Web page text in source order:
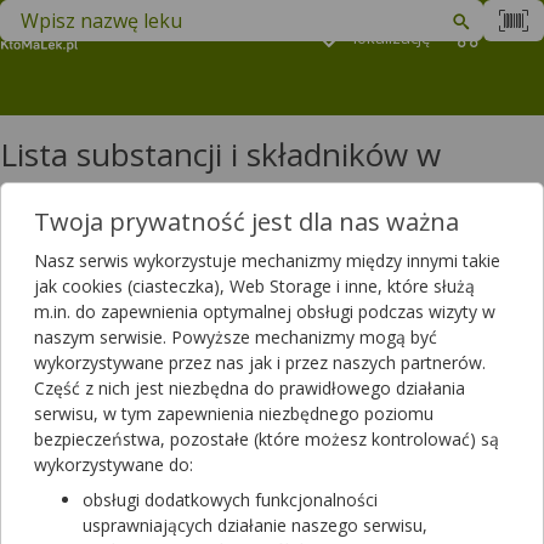
lokalizację
Znajdź lek w swojej okolicy
Lista substancji i składników w
produktach: litera G
Lista substancji i składników w produktach: litera G
Gabapentyna
Gąbka żelatynowa
GAG,Glikozaminoglikany
Galaktomannan
Galaktomannan z Gumy Guar
Galaktooligosacharydy
Galangal
Galangina
Galantamina
Galkanezumab
Galusan epigallokatechiny
Twoja prywatność jest dla nas ważna
Nasz serwis wykorzystuje mechanizmy między innymi takie
jak cookies (ciasteczka), Web Storage i inne, które służą
m.in. do zapewnienia optymalnej obsługi podczas wizyty w
naszym serwisie. Powyższe mechanizmy mogą być
wykorzystywane przez nas jak i przez naszych partnerów.
Część z nich jest niezbędna do prawidłowego działania
serwisu, w tym zapewnienia niezbędnego poziomu
bezpieczeństwa, pozostałe (które możesz kontrolować) są
wykorzystywane do:
obsługi dodatkowych funkcjonalności
usprawniających działanie naszego serwisu,